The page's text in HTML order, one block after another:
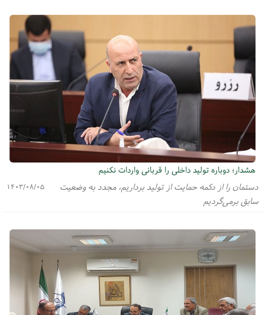
هشدار؛ دوباره تولید داخلی را قربانی واردات نکنیم
۱۴۰۳/۰۸/۰۵
دستمان را از دکمه حمایت از تولید برداریم، مجدد به وضعیت
سابق برمی‌گردیم